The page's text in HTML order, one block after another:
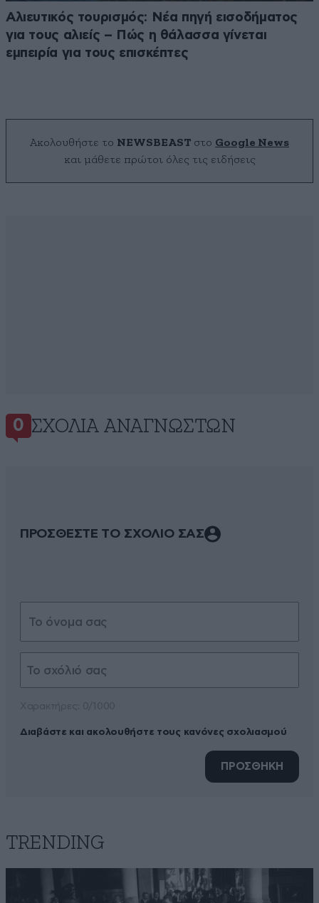
Αλιευτικός τουρισμός: Νέα πηγή εισοδήματος
για τους αλιείς – Πώς η θάλασσα γίνεται
εμπειρία για τους επισκέπτες
Ακολουθήστε το NEWSBEAST στο Google News
και μάθετε πρώτοι όλες τις ειδήσεις
0 ΣΧΌΛΙΑ ΑΝΑΓΝΩΣΤΏΝ
ΠΡΟΣΘΕΣΤΕ ΤΟ ΣΧΟΛΙΟ ΣΑΣ
Διαβάστε και ακολουθήστε τους κανόνες σχολιασμού
ΠΡΟΣΘΗΚΗ
TRENDING